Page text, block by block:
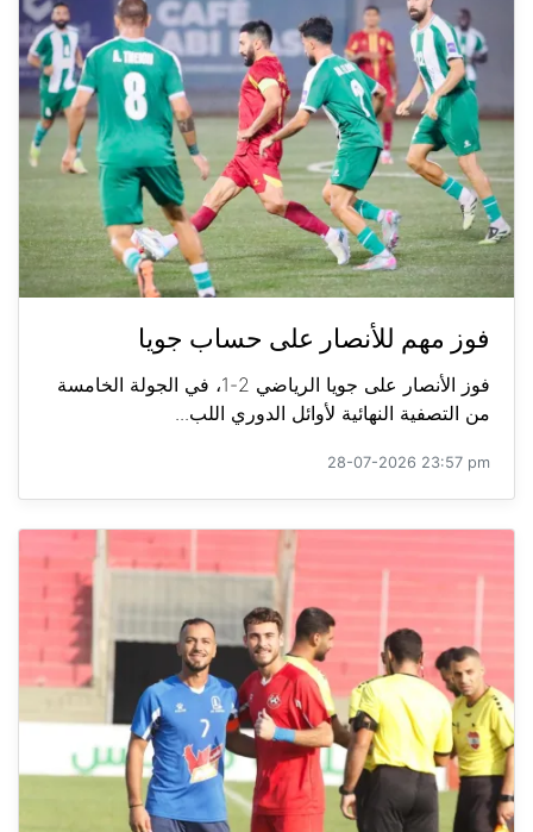
فوز مهم للأنصار على حساب جويا
فوز الأنصار على جويا الرياضي 2-1، في الجولة الخامسة
من التصفية النهائية لأوائل الدوري اللب...
28-07-2026 23:57 pm